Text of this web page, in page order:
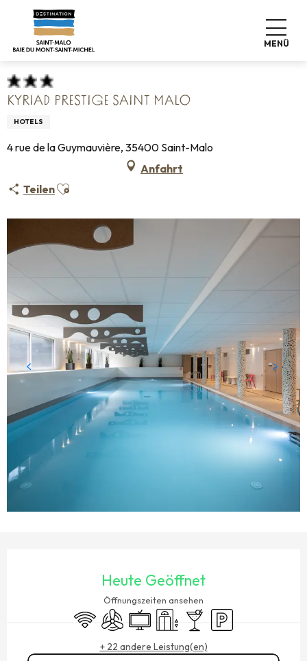
contenu
MENÜ
Startseite
Hotels
Kyriad Prestige Saint Malo
KYRIAD PRESTIGE SAINT MALO
HOTELS
4 rue de la Guymauvière, 35400 Saint-Malo
Anfahrt
TeilenAjouter aux favoris
Heute Geöffnet
Öffnungszeiten ansehen
Wi-Fi Klimaanlage
FernsehenAufzugBar / Getränkestand
Parkplatz
+ 22 andere Leistung(en)